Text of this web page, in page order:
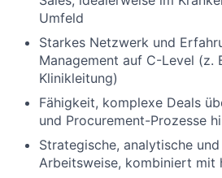
Umfeld
Starkes Netzwerk und
Management auf C-Level (z.
Klinikleitung)
Fähigkeit, komplexe Deals
und Procurement-Prozesse
Strategische, analytische
Arbeitsweise, kombiniert mit